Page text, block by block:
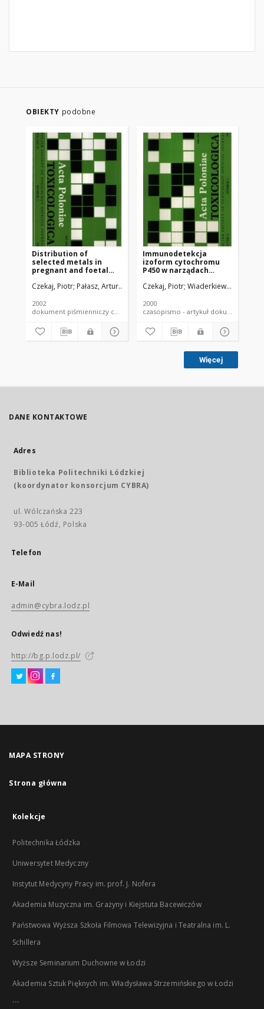
OBIEKTY podobne
Distribution of
selected metals in
pregnant and foetal
exposure to cigarette
Czekaj, Piotr Pałasz, Artur Donica, Ewa Florek, Ewa
2002
dokument piśmienniczy czasopismo - artykuł
Immunodetekcja
izoform cytochromu
P450 w narządach
samic szczurów
Czekaj, Piotr Wiaderkiewicz, Anna
2000
czasopismo - artykuł
Więcej
DANE KONTAKTOWE
Adres
Biblioteka Politechniki Łódzkiej
(koordynator konsorcjum CYBRA)
ul. Wólczańska 223
93-005 Łódź, Polska
Telefon
E-Mail
admin@cybra.lodz.pl
Odwiedź nas!
http://bg.p.lodz.pl/
MAPA STRONY
Strona główna
Kolekcje
Politechnika Łódzka
Uniwersytet Medyczny
Instytut Medycyny Pracy im. prof. J. Nofera
Akademia Muzyczna im. Grażyny i Kiejstuta Bacewiczów
Państwowa Wyższa Szkoła Filmowa Telewizyjna i Teatralna im. L.
Schillera
Wyższe Seminarium Duchowne w Łodzi
Akademia Sztuk Pięknych im. Władysława Strzemińskiego w Łodzi
...